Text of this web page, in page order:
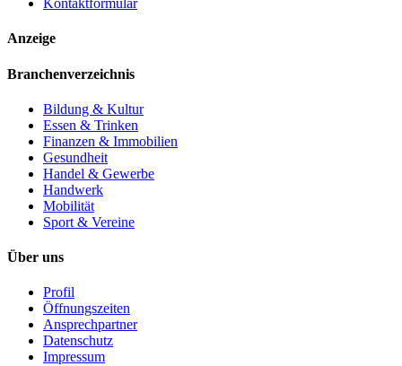
Kontaktformular
Anzeige
Branchenverzeichnis
Bildung & Kultur
Essen & Trinken
Finanzen & Immobilien
Gesundheit
Handel & Gewerbe
Handwerk
Mobilität
Sport & Vereine
Über uns
Profil
Öffnungszeiten
Ansprechpartner
Datenschutz
Impressum